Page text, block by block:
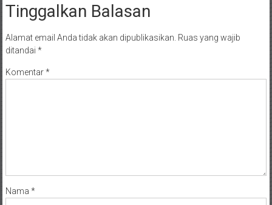
Tinggalkan Balasan
Alamat email Anda tidak akan dipublikasikan. Ruas yang wajib
ditandai *
Komentar*
Nama *